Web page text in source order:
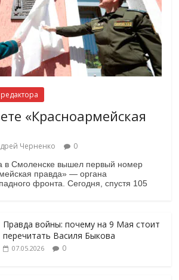
«Красноармейская
Черненко 0
в Смоленске вышел первый номер
правда» — органа
фронта. Сегодня, спустя 105
Правда войны: почему на 9 Мая стоит
перечитать Василя Быкова
07.05.2026 0